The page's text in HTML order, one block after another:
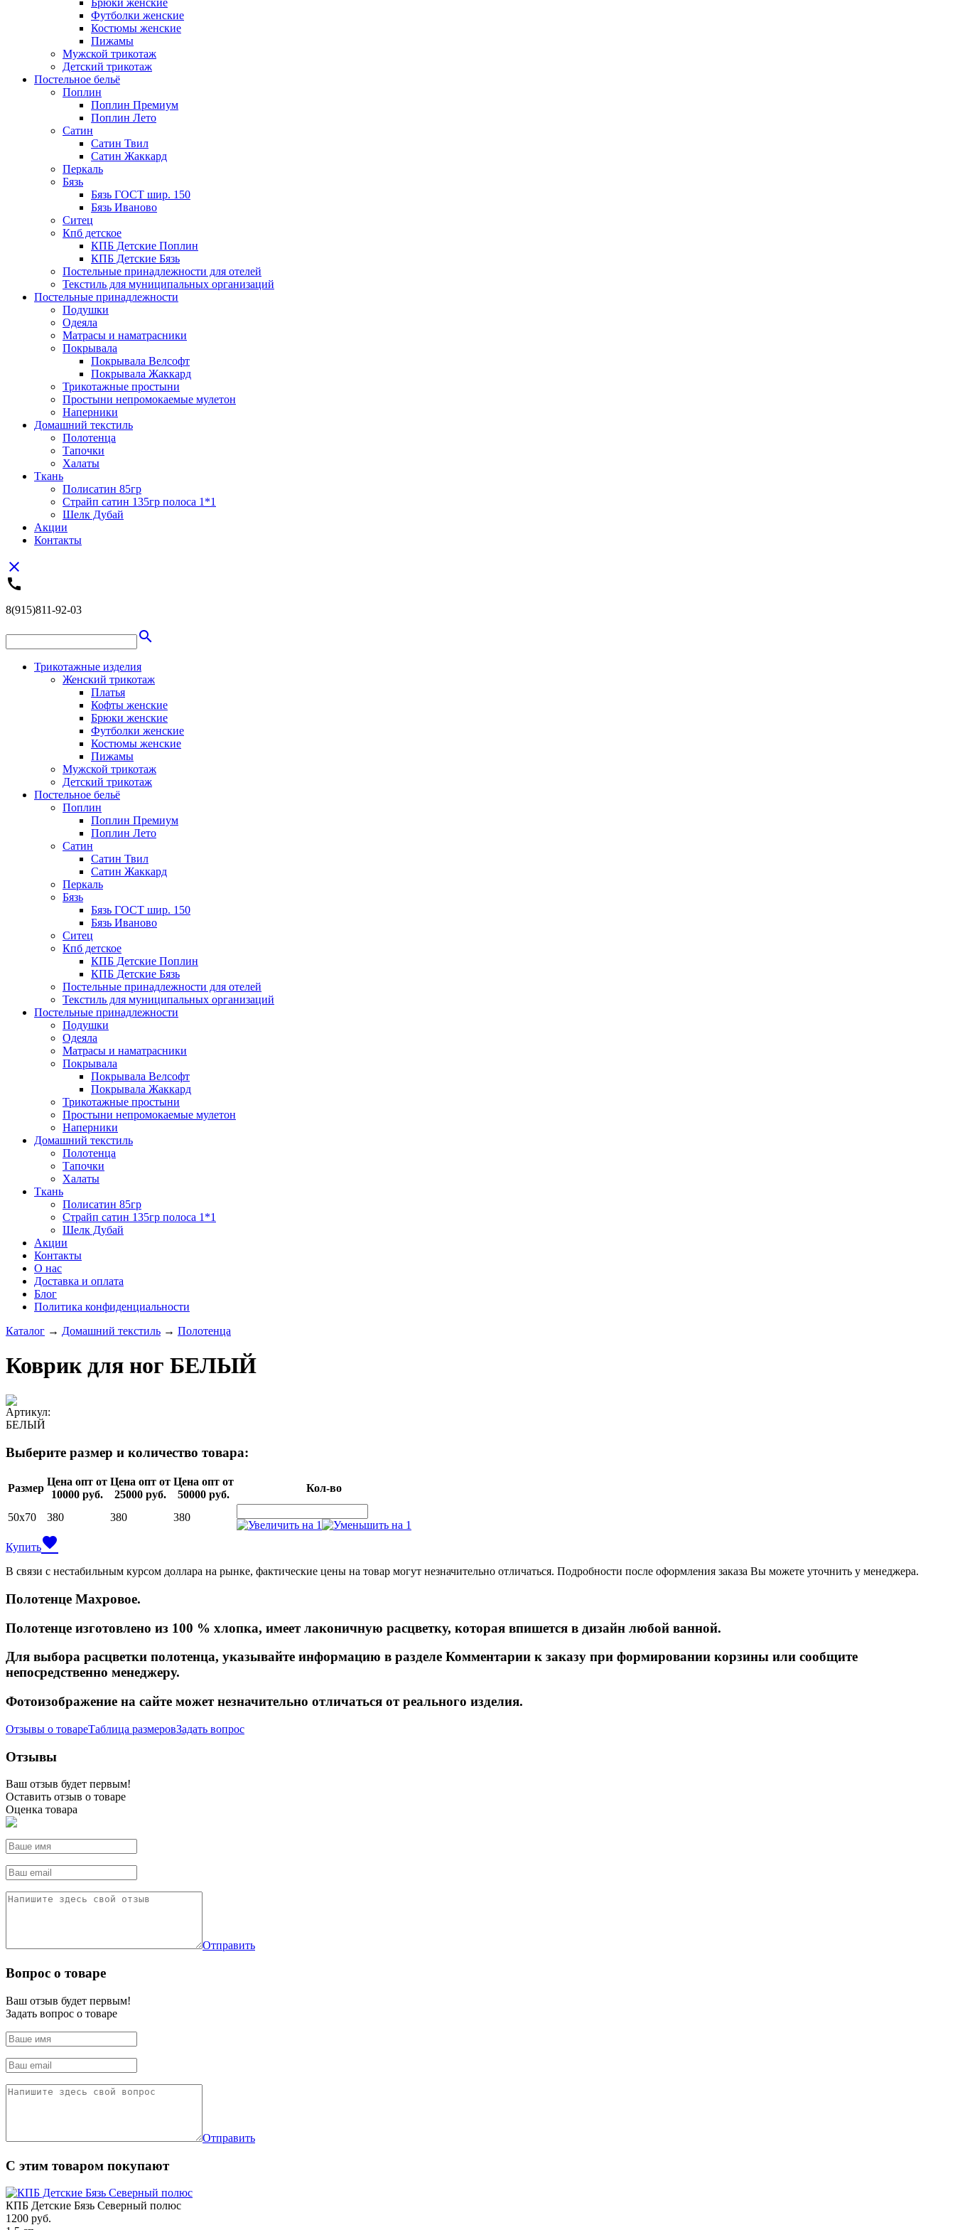
Брюки женские
Футболки женские
Костюмы женские
Пижамы
Мужской трикотаж
Детский трикотаж
Постельное бельё
Поплин
Поплин Премиум
Поплин Лето
Сатин
Сатин Твил
Сатин Жаккард
Перкаль
Бязь
Бязь ГОСТ шир. 150
Бязь Иваново
Ситец
Кпб детское
КПБ Детские Поплин
КПБ Детские Бязь
Постельные принадлежности для отелей
Текстиль для муниципальных организаций
Постельные принадлежности
Подушки
Одеяла
Матрасы и наматрасники
Покрывала
Покрывала Велсофт
Покрывала Жаккард
Трикотажные простыни
Простыни непромокаемые мулетон
Наперники
Домашний текстиль
Полотенца
Тапочки
Халаты
Ткань
Полисатин 85гр
Страйп сатин 135гр полоса 1*1
Шелк Дубай
Акции
Контакты
close
call
8(915)811-92-03
search
Трикотажные изделия
Женский трикотаж
Платья
Кофты женские
Брюки женские
Футболки женские
Костюмы женские
Пижамы
Мужской трикотаж
Детский трикотаж
Постельное бельё
Поплин
Поплин Премиум
Поплин Лето
Сатин
Сатин Твил
Сатин Жаккард
Перкаль
Бязь
Бязь ГОСТ шир. 150
Бязь Иваново
Ситец
Кпб детское
КПБ Детские Поплин
КПБ Детские Бязь
Постельные принадлежности для отелей
Текстиль для муниципальных организаций
Постельные принадлежности
Подушки
Одеяла
Матрасы и наматрасники
Покрывала
Покрывала Велсофт
Покрывала Жаккард
Трикотажные простыни
Простыни непромокаемые мулетон
Наперники
Домашний текстиль
Полотенца
Тапочки
Халаты
Ткань
Полисатин 85гр
Страйп сатин 135гр полоса 1*1
Шелк Дубай
Акции
Контакты
О нас
Доставка и оплата
Блог
Политика конфиденциальности
Каталог → Домашний текстиль → Полотенца
Коврик для ног БЕЛЫЙ
Артикул:
БЕЛЫЙ
Выберите размер и количество товара:
Размер
Цена опт от
10000 руб.
Цена опт от
25000 руб.
Цена опт от
50000 руб.
Кол-во
50х70 380 380 380
Купитьfavorite
В связи с нестабильным курсом доллара на рынке, фактические цены на товар могут незначительно отличаться. Подробности после оформления заказа Вы можете уточнить у менеджера.
Полотенце Махровое.
Полотенце изготовлено из 100 % хлопка, имеет лаконичную расцветку, которая впишется в дизайн любой ванной.
Для выбора расцветки полотенца, указывайте информацию в разделе Комментарии к заказу при формировании корзины или сообщите
непосредственно менеджеру.
Фотоизображение на сайте может незначительно отличаться от реального изделия.
Отзывы о товареТаблица размеровЗадать вопрос
Отзывы
Ваш отзыв будет первым!
Оставить отзыв о товаре
Оценка товара
Отправить
Вопрос о товаре
Ваш отзыв будет первым!
Задать вопрос о товаре
Отправить
С этим товаром покупают
КПБ Детские Бязь Северный полюс
1200 руб.